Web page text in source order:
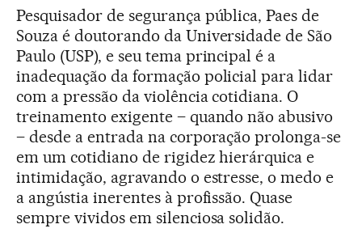
Pesquisador de segurança pública, Paes de
Souza é doutorando da Universidade de São
Paulo (USP), e seu tema principal é a
inadequação da formação policial para lidar
com a pressão da violência cotidiana. O
treinamento exigente – quando não abusivo
– desde a entrada na corporação prolonga-se
em um cotidiano de rigidez hierárquica e
intimidação, agravando o estresse, o medo e
a angústia inerentes à profissão. Quase
sempre vividos em silenciosa solidão.